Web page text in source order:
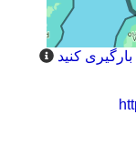
کنید